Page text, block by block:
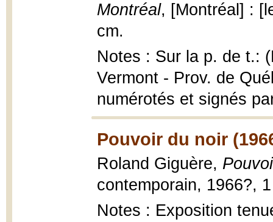
Montréal, [Montréal] :
cm.
Notes : Sur la p. de t.:
Vermont - Prov. de
numérotés et signés
Pouvoir du noir
Roland Giguère,
contemporain, 1966?,
Notes : Exposition